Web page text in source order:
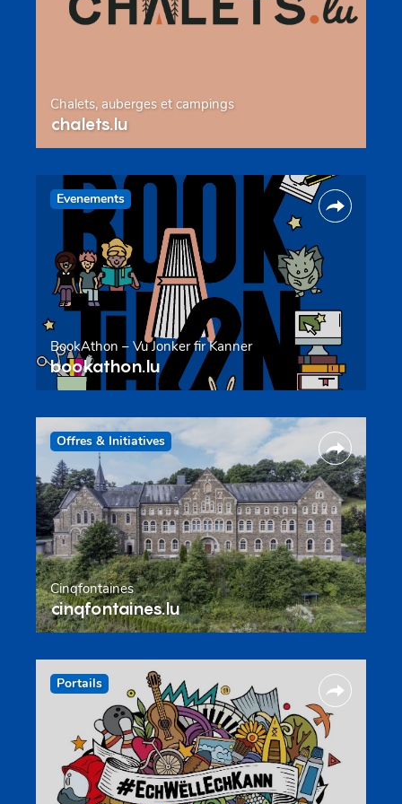
Chalets, auberges et campings
chalets.lu
Evenements
BookAthon – Vu Jonker fir Kanner
bookathon.lu
Offres & Initiatives
Cinqfontaines
cinqfontaines.lu
Portails